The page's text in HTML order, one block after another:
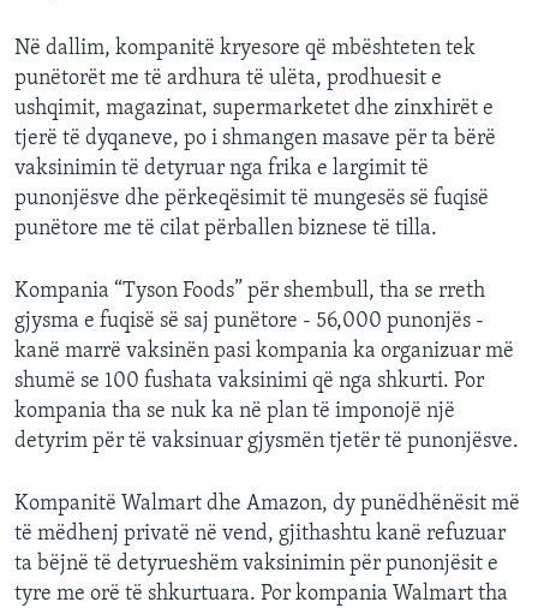
Në dallim, kompanitë kryesore që mbështeten tek
punëtorët me të ardhura të ulëta, prodhuesit e
ushqimit, magazinat, supermarketet dhe zinxhirët e
tjerë të dyqaneve, po i shmangen masave për ta bërë
vaksinimin të detyruar nga frika e largimit të
punonjësve dhe përkeqësimit të mungesës së fuqisë
punëtore me të cilat përballen biznese të tilla.
Kompania “Tyson Foods” për shembull, tha se rreth
gjysma e fuqisë së saj punëtore - 56,000 punonjës -
kanë marrë vaksinën pasi kompania ka organizuar më
shumë se 100 fushata vaksinimi që nga shkurti. Por
kompania tha se nuk ka në plan të imponojë një
detyrim për të vaksinuar gjysmën tjetër të punonjësve.
Kompanitë Walmart dhe Amazon, dy punëdhënësit më
të mëdhenj privatë në vend, gjithashtu kanë refuzuar
ta bëjnë të detyrueshëm vaksinimin për punonjësit e
tyre me orë të shkurtuara. Por kompania Walmart tha